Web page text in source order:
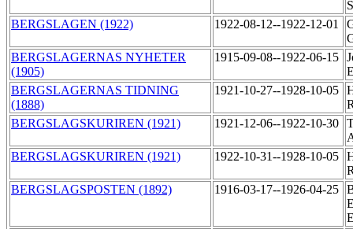
BERGSLAGEN (1922)
1922-08-12--1922-12-01
BERGSLAGERNAS NYHETER
(1905)
1915-09-08--1922-06-15
BERGSLAGERNAS TIDNING
(1888)
1921-10-27--1928-10-05
BERGSLAGSKURIREN (1921)
1921-12-06--1922-10-30
BERGSLAGSKURIREN (1921)
1922-10-31--1928-10-05
BERGSLAGSPOSTEN (1892)
1916-03-17--1926-04-25